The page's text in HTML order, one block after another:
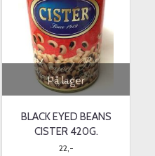
På lager
BLACK EYED BEANS
CISTER 420G.
22,-